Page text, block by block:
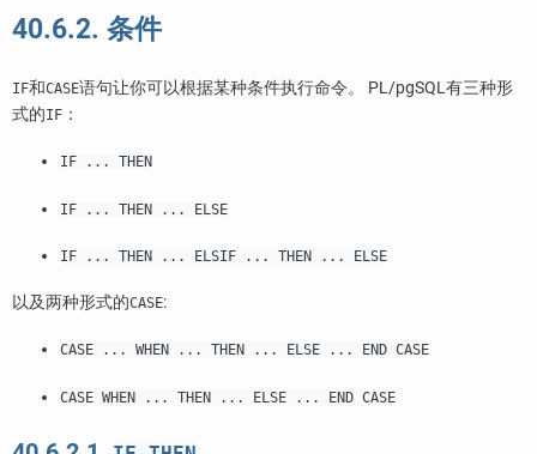
40.6.2. 条件
IF和CASE语句让你可以根据某种条件执行命令。 PL/pgSQL有三种形
式的IF ：
IF ... THEN
IF ... THEN ... ELSE
IF ... THEN ... ELSIF ... THEN ... ELSE
以及两种形式的CASE:
CASE ... WHEN ... THEN ... ELSE ... END CASE
CASE WHEN ... THEN ... ELSE ... END CASE